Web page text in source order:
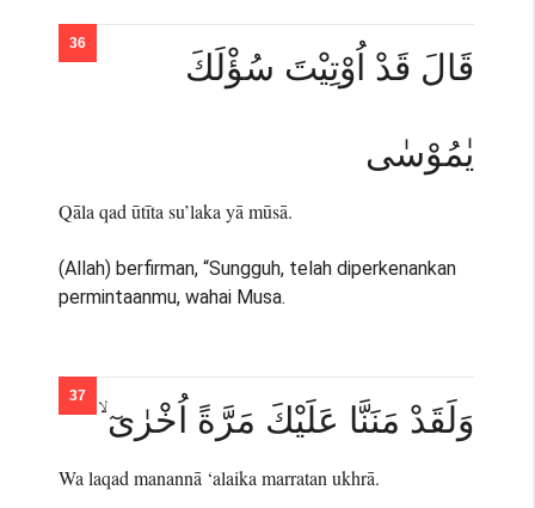
قَالَ قَدْ اُوْتِيْتَ سُؤْلَكَ
يٰمُوْسٰى
Qāla qad ūtīta su’laka yā mūsā.
(Allah) berfirman, “Sungguh, telah diperkenankan
permintaanmu, wahai Musa.
وَلَقَدْ مَنَنَّا عَلَيْكَ مَرَّةً اُخْرٰىٓ ۙ
Wa laqad manannā ‘alaika marratan ukhrā.